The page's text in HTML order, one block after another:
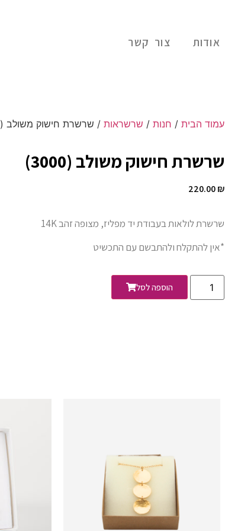
אודות צור קשר
עמוד הבית/ חנות/ שרשראות/ שרשרת חישוק משולב (3000)
שרשרת חישוק משולב (3000)
220.00₪
שרשרת לולאות בעבודת יד מפליז, מצופה זהב 14K
*אין להתקלח ולהתבשם עם התכשיט
הוספה לסל